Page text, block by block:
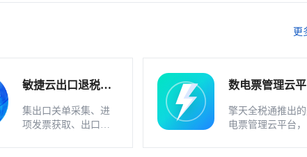
更
敏捷云出口退税申
集出口关单采集、进
项发票获取、出口发
数电票管理云
业
擎天全税通推出
电票管理云平台，